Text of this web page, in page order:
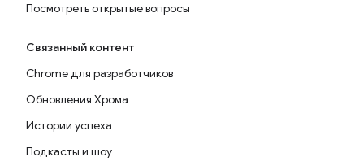
Посмотреть открытые вопросы
Связанный контент
Chrome для разработчиков
Обновления Хрома
Истории успеха
Подкасты и шоу